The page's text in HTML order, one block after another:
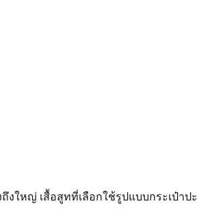
ใหญ่ เสื้อสูทที่เลือกใช้รูปแบบกระเป๋าปะ